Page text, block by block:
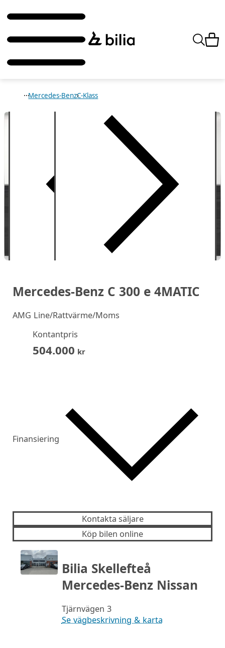
Mercedes-BenzC-Klass
Mercedes-Benz C 300 e 4MATIC
AMG Line/Rattvärme/Moms
Kontantpris
504.000 kr
Finansiering
Kontakta säljare
Köp bilen online
Bilia Skellefteå
Mercedes-Benz Nissan
Tjärnvägen 3
Se vägbeskrivning & karta